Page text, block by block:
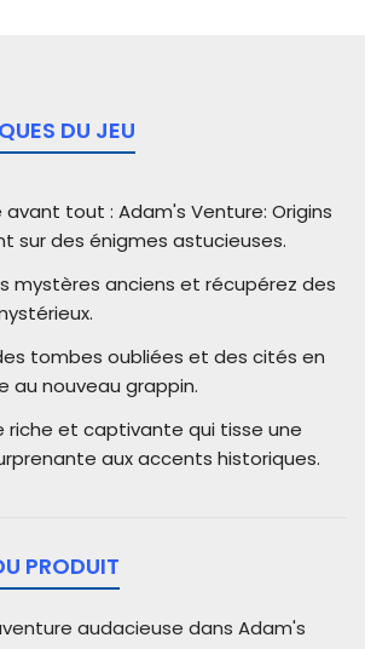
DU JEU
tout : Adam's Venture: Origins
sur des énigmes astucieuses.
mystères anciens et récupérez des
tombes oubliées et des cités en
au nouveau grappin.
riche et captivante qui tisse une
aux accents historiques.
PRODUIT
audacieuse dans Adam's